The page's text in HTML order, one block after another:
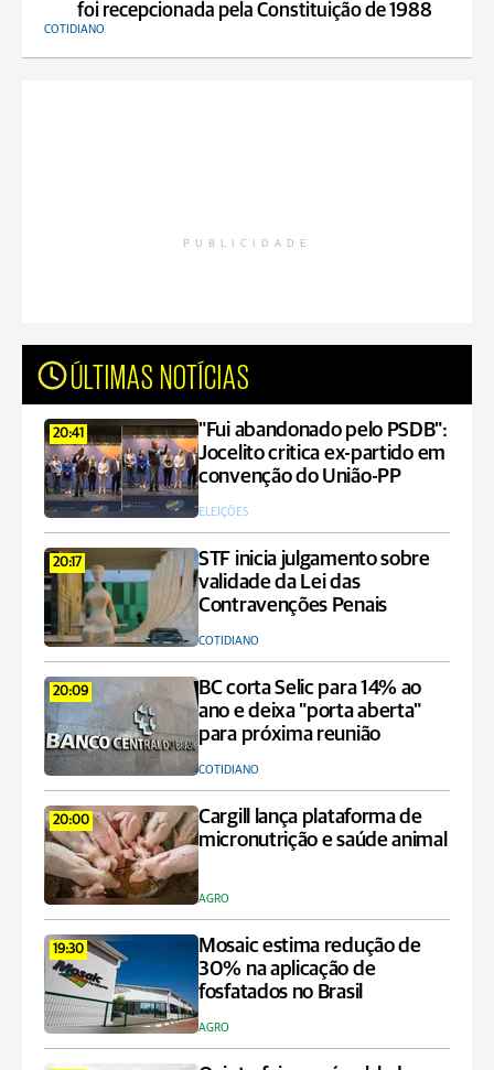
foi recepcionada pela Constituição de 1988
COTIDIANO
PUBLICIDADE
ÚLTIMAS NOTÍCIAS
20:41
"Fui abandonado pelo PSDB":
Jocelito critica ex-partido em
convenção do União-PP
ELEIÇÕES
20:17
STF inicia julgamento sobre
validade da Lei das
Contravenções Penais
COTIDIANO
20:09
BC corta Selic para 14% ao
ano e deixa "porta aberta"
para próxima reunião
COTIDIANO
20:00
Cargill lança plataforma de
micronutrição e saúde animal
AGRO
19:30
Mosaic estima redução de
30% na aplicação de
fosfatados no Brasil
AGRO